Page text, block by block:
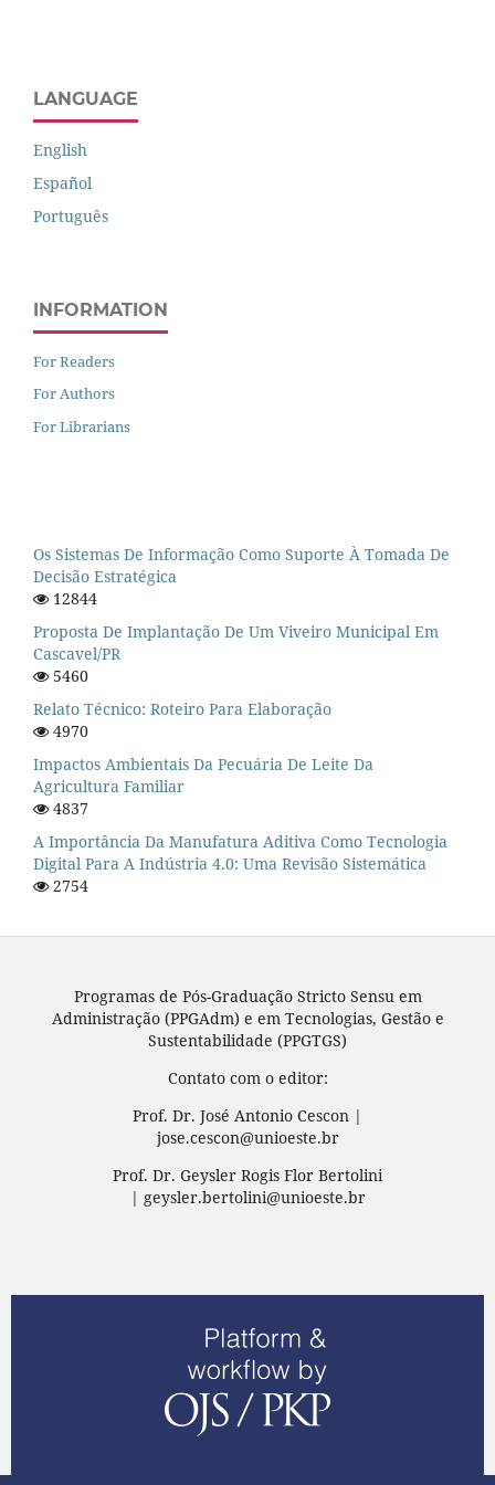
LANGUAGE
English
Español
Português
INFORMATION
For Readers
For Authors
For Librarians
Os Sistemas De Informação Como Suporte À Tomada De
Decisão Estratégica
12844
Proposta De Implantação De Um Viveiro Municipal Em
Cascavel/PR
5460
Relato Técnico: Roteiro Para Elaboração
4970
Impactos Ambientais Da Pecuária De Leite Da
Agricultura Familiar
4837
A Importância Da Manufatura Aditiva Como Tecnologia
Digital Para A Indústria 4.0: Uma Revisão Sistemática
2754
Programas de Pós-Graduação Stricto Sensu em
Administração (PPGAdm) e em Tecnologias, Gestão e
Sustentabilidade (PPGTGS)
Contato com o editor:
Prof. Dr. José Antonio Cescon |
jose.cescon@unioeste.br
Prof. Dr. Geysler Rogis Flor Bertolini
| geysler.bertolini@unioeste.br